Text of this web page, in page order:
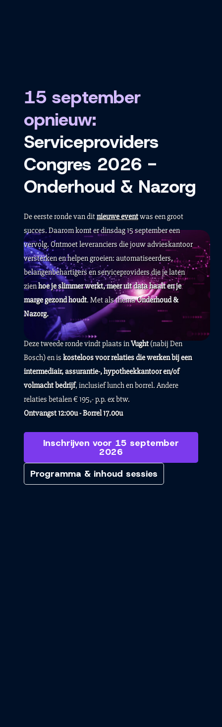
15 september
opnieuw:
Serviceproviders
Congres 2026 -
Onderhoud & Nazorg
De eerste ronde van ditnieuwe eventwas een groot
succes. Daarom komt er dinsdag 15 september een
vervolg. Ontmoet leveranciers die jouw advies­kantoor
versterken en helpen groeien: automatiseerders,
belangenbehartigers en service­providers die je laten
zienhoe je slimmer werkt, meer uit data haalt en je
marge gezond houdt. Met als themaOnderhoud &
Nazorg.
Deze tweede ronde vindt plaats inVught(nabij Den
Bosch) en iskosteloos voor relaties die werken bij een
intermediair, assurantie-, hypotheekkantoor en/of
volmacht bedrijf, inclusief lunch en borrel. Andere
relaties betalen € 195,- p.p. ex btw.
Ontvangst 12:00u - Borrel 17.00u
Inschrijven voor 15 september
2026
Programma & inhoud sessies